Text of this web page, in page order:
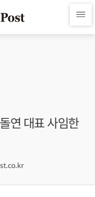
연 대표 사임한